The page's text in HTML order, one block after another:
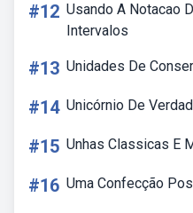
#12 Usando A Notacao
Intervalos
#13 Unidades De
#14 Unicórnio De
#15 Unhas Classicas E
#16 Uma Confecção